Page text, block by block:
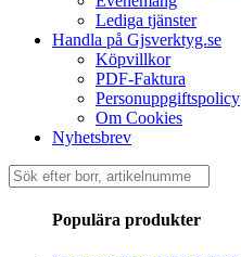
Lediga tjänster
Handla på Gjsverktyg.se
Köpvillkor
PDF-Faktura
Personuppgiftspolicy
Om Cookies
Nyhetsbrev
Sök
efter:
Populära produkter